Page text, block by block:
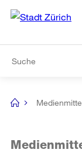
Navigation
[no